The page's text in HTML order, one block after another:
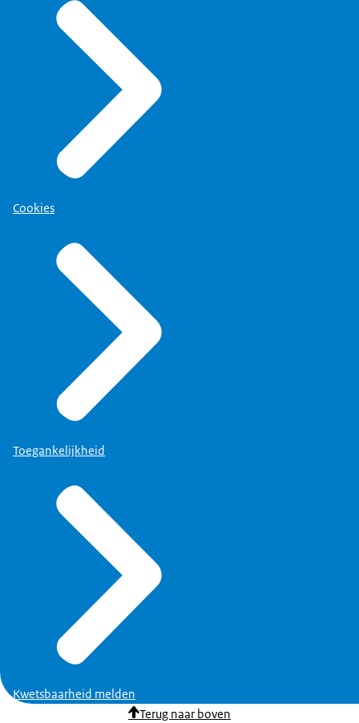
Cookies
Toegankelijkheid
Kwetsbaarheid melden
Terug naar boven